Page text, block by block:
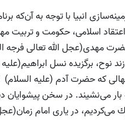
انبيا با توجه به آن‌كه
اسلامى، حكومت و تربيت
مهدى(عجل الله تعالی فرجه
كه حضرت آدم (علیه
مى‌نشيند. در سخن پيشوايان
مى‌كرديم، در يارى امام